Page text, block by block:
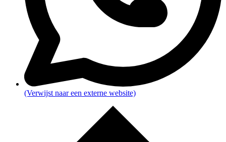
(Verwijst naar een externe website)